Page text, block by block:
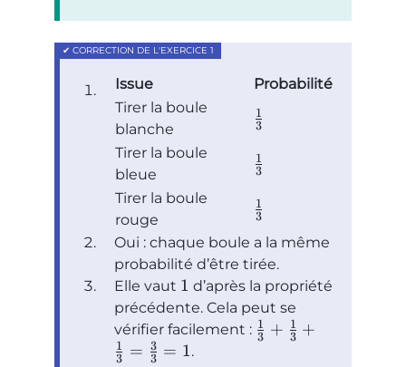
Issue
Probabilité
Tirer la boule
blanche
3
1
Tirer la boule
bleue
3
1
Tirer la boule
rouge
3
1
Oui : chaque boule a la même
probabilité d’être tirée.
Elle vaut 1 d’après la propriété
précédente. Cela peut se
vérifier facilement : 3
1 + 3
1 +
3
1 = 3
3 = 1.